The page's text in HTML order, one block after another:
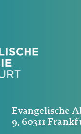
Evangelische
9, 60311